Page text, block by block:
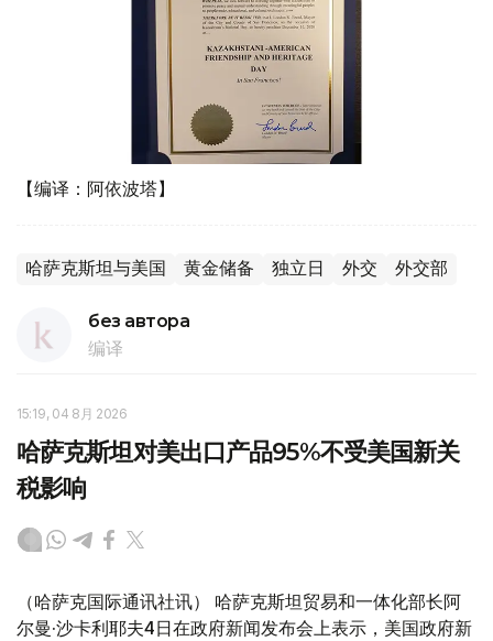
【编译：阿依波塔】
哈萨克斯坦与美国 黄金储备 独立日 外交 外交部
без автора
编译
15:19, 04 8月 2026
哈萨克斯坦对美出口产品95%不受美国新关
税影响
（哈萨克国际通讯社讯） 哈萨克斯坦贸易和一体化部长阿
尔曼·沙卡利耶夫4日在政府新闻发布会上表示，美国政府新